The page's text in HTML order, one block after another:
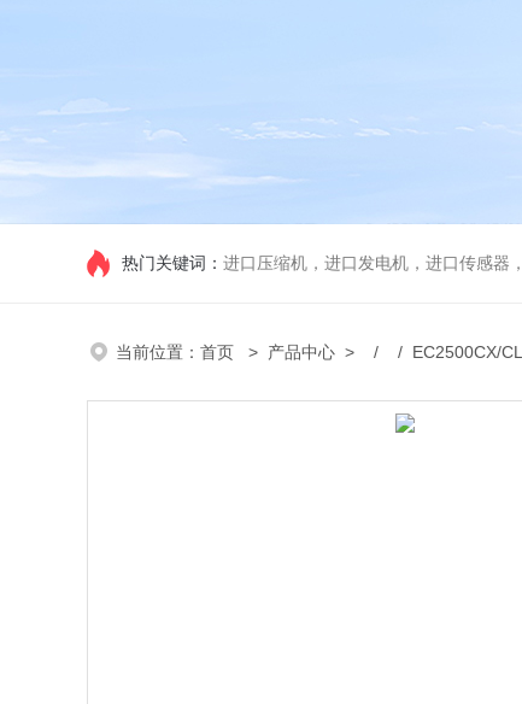
热门关键词： 进口压缩机，进口发电机，进口传感器
当前位置： 首页 > 产品中心 > / / EC2500CX/CL